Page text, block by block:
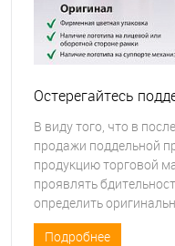
Остерегайтесь
В виду того, что в
продажи поддельной
продукцию торговой
проявлять
определить
Подробнее